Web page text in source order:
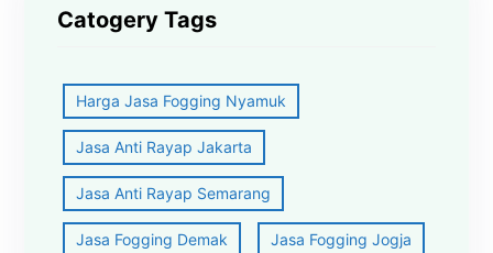
Catogery Tags
Harga Jasa Fogging Nyamuk
Jasa Anti Rayap Jakarta
Jasa Anti Rayap Semarang
Jasa Fogging Demak Jasa Fogging Jogja